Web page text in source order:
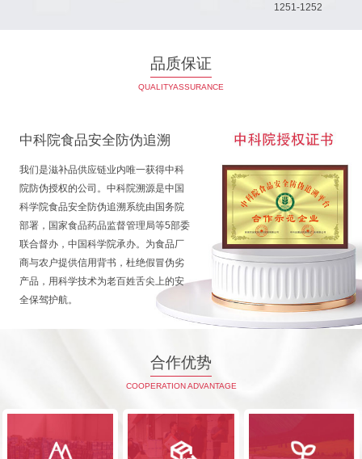
1251-1252
品质保证
QUALITYASSURANCE
中科院食品安全防伪追溯
我们是滋补品供应链业内唯一获得中科
院防伪授权的公司。中科院溯源是中国
科学院食品安全防伪追溯系统由国务院
部署，国家食品药品监督管理局等5部委
联合督办，中国科学院承办。为食品厂
商与农户提供信用背书，杜绝假冒伪劣
产品，用科学技术为老百姓舌尖上的安
全保驾护航。
合作优势
COOPERATION ADVANTAGE